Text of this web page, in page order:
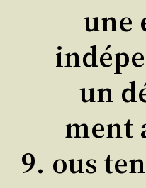
une
un
ment
ous